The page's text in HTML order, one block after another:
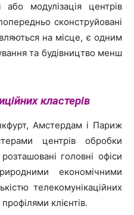
або модулізація центрів
сконструйовані
на місце, є одним
та будівництво менш
кластерів
Амстердам і Париж
центрів обробки
головні офіси
економічними
телекомунікаційних
клієнтів.